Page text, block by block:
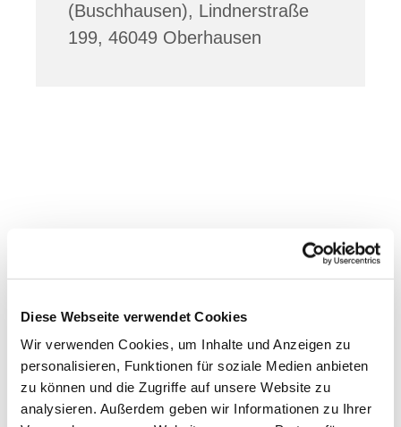
Diese Webseite verwendet Cookies
Wir verwenden Cookies, um Inhalte und Anzeigen zu
personalisieren, Funktionen für soziale Medien anbieten
zu können und die Zugriffe auf unsere Website zu
analysieren. Außerdem geben wir Informationen zu Ihrer
(Buschhausen), Lindnerstraße
199, 46049 Oberhausen